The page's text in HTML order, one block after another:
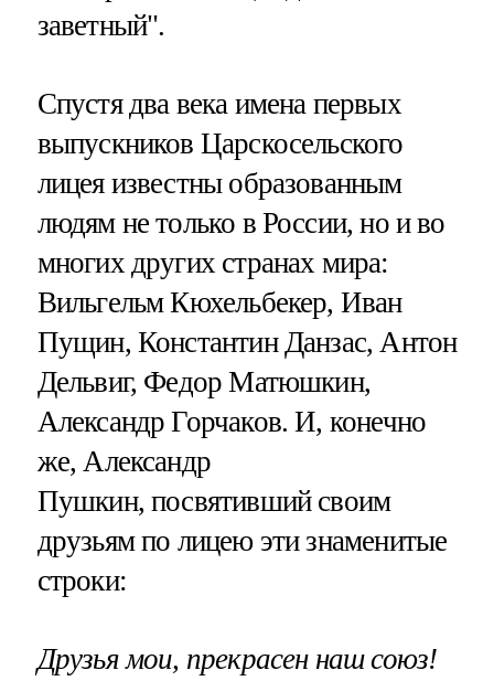
заветный".
Спустя два века имена первых
выпускников Царскосельского
лицея известны образованным
людям не только в России, но и во
многих других странах мира:
Вильгельм Кюхельбекер, Иван
Пущин, Константин Данзас, Антон
Дельвиг, Федор Матюшкин,
Александр Горчаков. И, конечно
же, Александр
Пушкин, посвятивший своим
друзьям по лицею эти знаменитые
строки:
Друзья мои, прекрасен наш союз!